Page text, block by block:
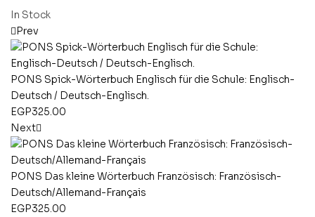
In Stock
Prev
PONS Spick-Wörterbuch Englisch für die Schule: Englisch-
Deutsch / Deutsch-Englisch.
EGP325.00
Next
PONS Das kleine Wörterbuch Französisch: Französisch-
Deutsch/Allemand-Français
EGP325.00